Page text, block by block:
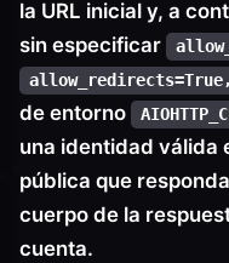
la URL inicial y, a
sin especificar
de entorno
una identidad válida
pública que
cuerpo de la
cuenta.